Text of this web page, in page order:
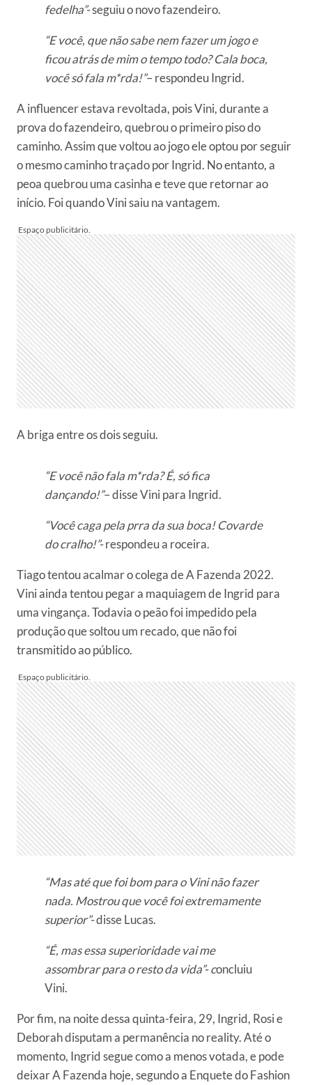
fedelha”-seguiu o novo fazendeiro.
“E você, que não sabe nem fazer um jogo e
ficou atrás de mim o tempo todo? Cala boca,
você só fala m*rda!”– respondeu Ingrid.
A influencer estava revoltada, pois Vini, durante a
prova do fazendeiro, quebrou o primeiro piso do
caminho. Assim que voltou ao jogo ele optou por seguir
o mesmo caminho traçado por Ingrid. No entanto, a
peoa quebrou uma casinha e teve que retornar ao
início. Foi quando Vini saiu na vantagem.
A briga entre os dois seguiu.
“E você não fala m*rda? É, só fica
dançando!”– disse Vini para Ingrid.
“Você caga pela prra da sua boca! Covarde
do cralho!”-respondeu a roceira.
Tiago tentou acalmar o colega de A Fazenda 2022.
Vini ainda tentou pegar a maquiagem de Ingrid para
uma vingança. Todavia o peão foi impedido pela
produção que soltou um recado, que não foi
transmitido ao público.
“Mas até que foi bom para o Vini não fazer
nada. Mostrou que você foi extremamente
superior”-disse Lucas.
“É, mas essa superioridade vai me
assombrar para o resto da vida”- concluiu
Vini.
Por fim, na noite dessa quinta-feira, 29, Ingrid, Rosi e
Deborah disputam a permanência no reality. Até o
momento, Ingrid segue como a menos votada, e pode
deixar A Fazenda hoje, segundo a Enquete do Fashion